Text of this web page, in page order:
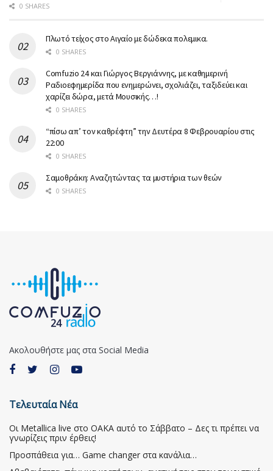
0 SHARES
Πλωτό τείχος στο Αιγαίο με δώδεκα πολεμικα.
0 SHARES
Comfuzio 24 και Γιώργος Βεργιάννης, με καθημερινή
Ραδιοεφημερίδα που ενημερώνει, σχολιάζει, ταξιδεύει και
χαρίζει δώρα, μετά Μουσικής…!
0 SHARES
“πίσω απ’ τον καθρέφτη” την Δευτέρα 8 Φεβρουαρίου στις
22:00
0 SHARES
Σαμοθράκη: Αναζητώντας τα μυστήρια των θεών
0 SHARES
Ακολουθήστε μας στα Social Media
Τελευταία Νέα
Οι Metallica live στο ΟΑΚΑ αυτό το Σάββατο – Δες τι πρέπει να
γνωρίζεις πριν έρθεις!
Προσπάθεια για… Game changer στα κανάλια…